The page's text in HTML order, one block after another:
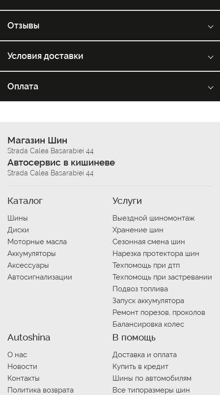
Отзывы
Условия доставки
Оплата
Магазин Шин
Strada Calea Basarabiei 44
Автосервис в кишиневе
Strada Calea Basarabiei 44
Каталог
Шины
Диски
Моторные масла
Аккумуляторы
Аксессуары
Автосигнализации
Услуги
Выездной шиномонтаж
Хранение шин
Сезонная смена шин
Нарезка протектора шин
Техпомощь при дтп
Техпомощь при застревании
Подвоз топлива
Запуск аккумулятора
Ремонт порезов, проколов
Балансировка колес
Autoshina
О нас
Новости
Контакты
Политика возврата
В помощь
Доставка и оплата
Купить в кредит
Шины по автомобилям
Все типоразмеры шин